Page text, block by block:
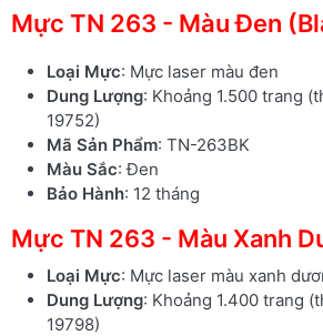
Mực TN 263 - Màu Đen
Loại Mực: Mực laser màu đen
Dung Lượng: Khoảng 1.500 trang
19752)
Mã Sản Phẩm: TN-263BK
Màu Sắc: Đen
Bảo Hành: 12 tháng
Mực TN 263 - Màu Xanh
Loại Mực: Mực laser màu xanh
Dung Lượng: Khoảng 1.400 trang
19798)